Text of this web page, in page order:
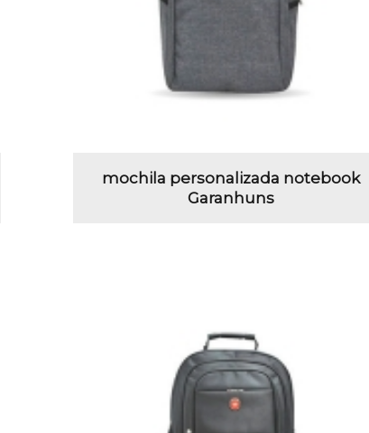
mochila personalizada notebook
Garanhuns